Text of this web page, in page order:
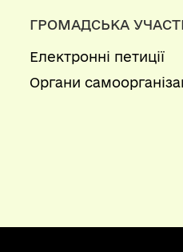
ГРОМАДСЬКА
Електронні петиції
Органи